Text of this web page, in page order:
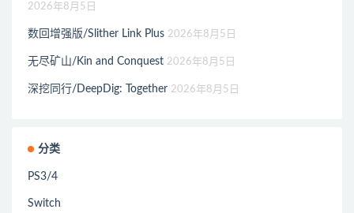
2026年8月5日
数回增强版/Slither Link Plus 2026年8月5日
无尽矿山/Kin and Conquest 2026年8月5日
深挖同行/DeepDig: Together 2026年8月5日
分类
PS3/4
Switch